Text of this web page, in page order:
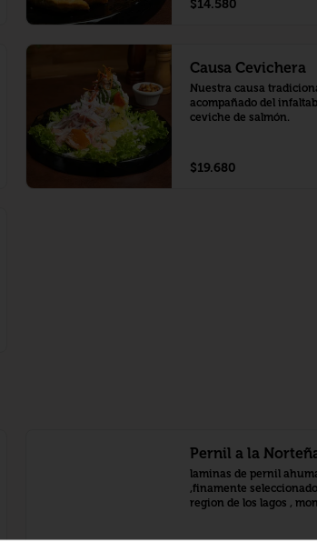
$14.580
Causa Cevichera
Nuestra causa
acompañado del
ceviche de salmón.
$19.680
Pernil a la
laminas de pernil
,finamente
region de los lagos ,